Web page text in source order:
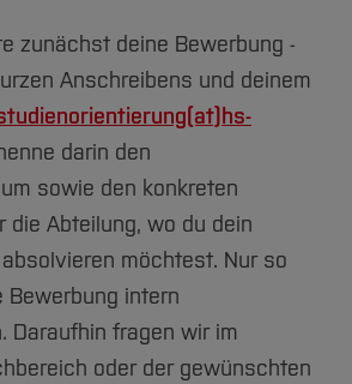
zunächst deine Bewerbung -
Anschreibens und deinem
darin den
sowie den konkreten
die Abteilung, wo du dein
möchtest. Nur so
Bewerbung intern
Daraufhin fragen wir im
oder der gewünschten